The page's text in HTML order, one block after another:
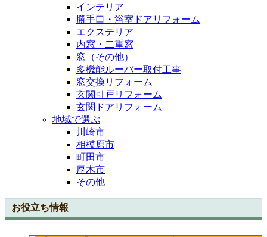
インテリア
勝手口・浴室ドアリフォーム
エクステリア
内窓・二重窓
窓（その他）
多機能ルーバー取付工事
窓交換リフォーム
玄関引戸リフォーム
玄関ドアリフォーム
地域で選ぶ
川崎市
相模原市
町田市
厚木市
その他
お役立ち情報